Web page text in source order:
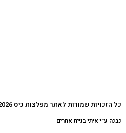
כל הזכויות שמורות לאתר מפלצות כיס 2026
נבנה ע״י איתי בניית אתרים